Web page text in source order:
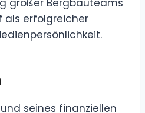
als erfolgreicher
seines finanziellen